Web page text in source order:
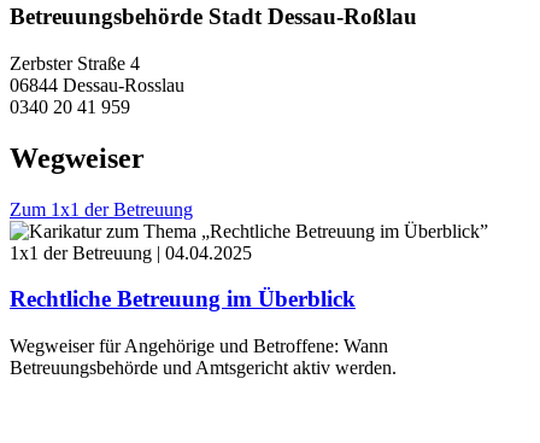
Betreuungsbehörde Stadt Dessau-Roßlau
Zerbster Straße 4
06844 Dessau-Rosslau
0340 20 41 959
Wegweiser
Zum 1x1 der Betreuung
1x1 der Betreuung | 04.04.2025
Rechtliche Betreuung im Überblick
Wegweiser für Angehörige und Betroffene: Wann
Betreuungsbehörde und Amtsgericht aktiv werden.